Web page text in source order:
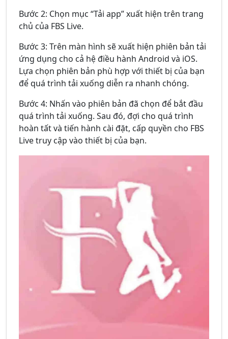
Bước 2: Chọn mục “Tải app” xuất hiện trên trang
chủ của FBS Live.
Bước 3: Trên màn hình sẽ xuất hiện phiên bản tải
ứng dụng cho cả hệ điều hành Android và iOS.
Lựa chọn phiên bản phù hợp với thiết bị của bạn
để quá trình tải xuống diễn ra nhanh chóng.
Bước 4: Nhấn vào phiên bản đã chọn để bắt đầu
quá trình tải xuống. Sau đó, đợi cho quá trình
hoàn tất và tiến hành cài đặt, cấp quyền cho FBS
Live truy cập vào thiết bị của bạn.